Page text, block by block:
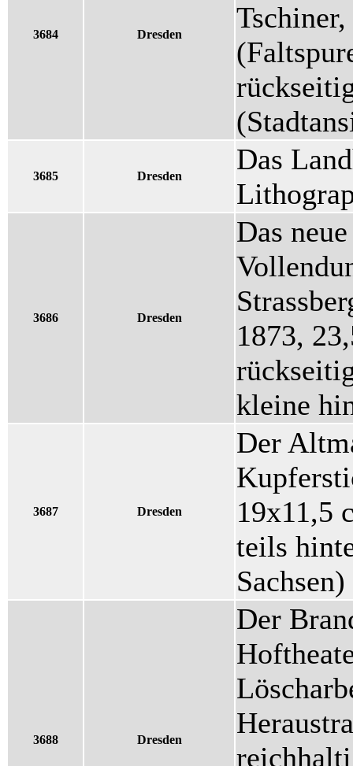
3684 Dresden
3685 Dresden
Das
3686 Dresden
Das
1873,
kleine
3687 Dresden
Der
19x11,5
teils
Sachsen)
3688 Dresden
Der